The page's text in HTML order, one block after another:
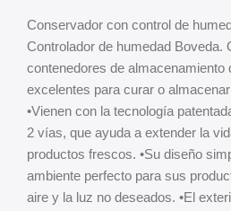
Conservador con control de
Controlador de humedad Boveda.
contenedores de almacenamiento
excelentes para curar o
•Vienen con la tecnología
2 vías, que ayuda a extender la
productos frescos. •Su diseño
ambiente perfecto para sus
aire y la luz no deseados. •El